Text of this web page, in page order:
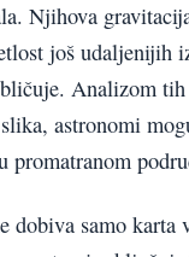
Njihova
još udaljenijih
Analizom
astronomi
promatranom
dobiva samo